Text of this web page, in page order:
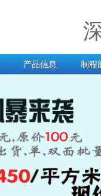
产品信息 制程